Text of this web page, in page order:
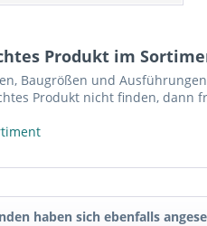
Produkt im
Baugrößen und
Produkt nicht finden,
haben sich ebenfalls